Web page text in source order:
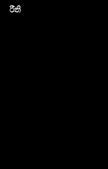
රීති